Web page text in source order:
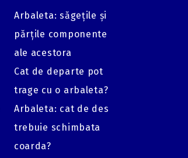
Arbaleta: săgețile și
părțile componente
ale acestora
Cat de departe pot
trage cu o arbaleta?
Arbaleta: cat de des
trebuie schimbata
coarda?